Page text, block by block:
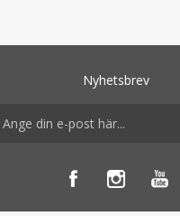
Nyhetsbrev